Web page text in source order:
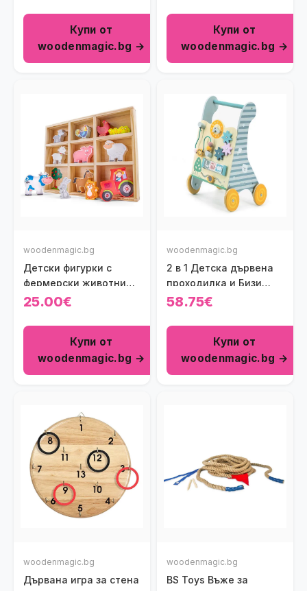
Купи от
woodenmagic.bg →
Купи от
woodenmagic.bg →
woodenmagic.bg
Детски фигурки с
фермерски животни
New Classic Toys
25.00€
Купи от
woodenmagic.bg →
woodenmagic.bg
2 в 1 Детска дървена
проходилка и Бизи
борд Polar B Viga toys
58.75€
Купи от
woodenmagic.bg →
woodenmagic.bg
Дървана игра за стена
woodenmagic.bg
BS Toys Въже за